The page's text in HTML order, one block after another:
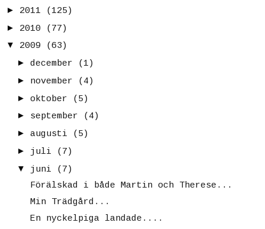
► 2011
(125)
► 2010
(77)
▼
2009
(63)
► december
(1)
► november
(4)
► oktober
(5)
► september
(4)
► augusti
(5)
► juli
(7)
▼
juni
(7)
Förälskad i både Martin och Therese...
Min Trädgård...
En nyckelpiga landade....